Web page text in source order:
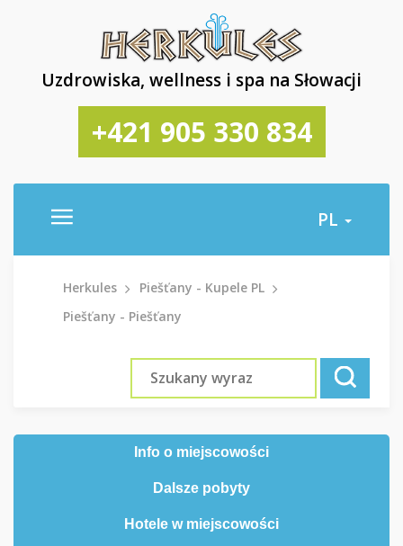
Uzdrowiska, wellness i spa na Słowacji
+421 905 330 834
PL
Herkules
Piešťany - Kupele PL
Piešťany - Piešťany
Info o miejscowości
Dalsze pobyty
Hotele w miejscowości